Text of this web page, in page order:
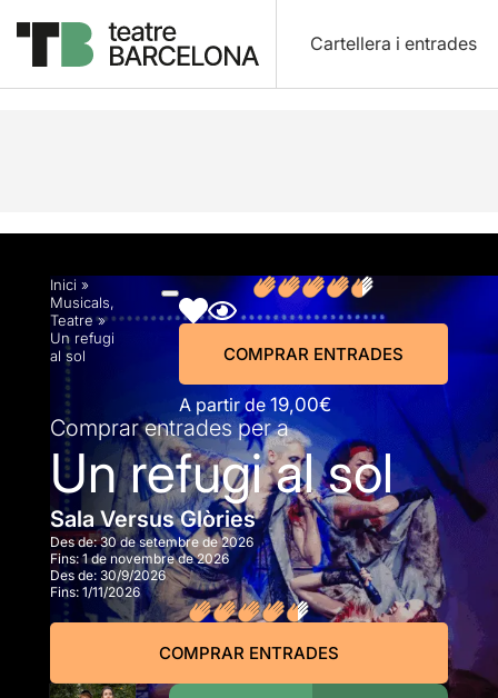
Cartellera i entrades
Descripció Horaris Fitxa artística Fotos i
Inici »
Musicals,
Teatre»
Un refugi
al sol
A partir de 19,00€
COMPRAR ENTRADES
Comprar entrades per a
Un refugi al sol
Sala Versus Glòries
Des de:30 de setembre de 2026
Fins:1 de novembre de 2026
Des de: 30/9/2026
Fins: 1/11/2026
COMPRAR ENTRADES